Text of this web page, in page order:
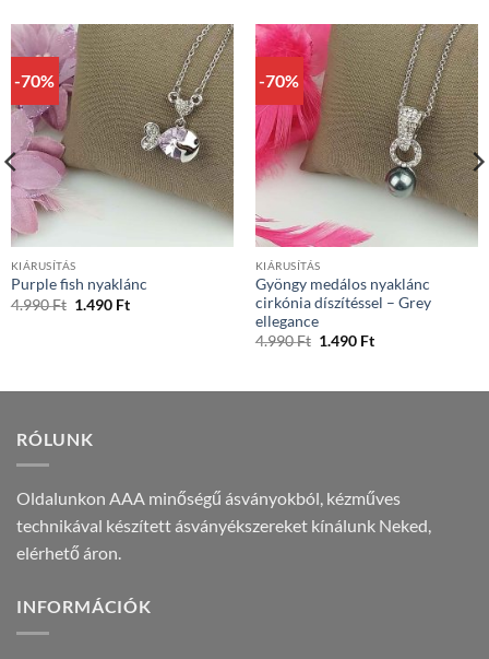
-70%
KIÁRUSÍTÁS
Purple fish nyaklánc
4.990Ft Original
1.490 FtCurrent
-70%
KIÁRUSÍTÁS
Gyöngy medálos nyaklánc
cirkónia díszítéssel – Grey
ellegance
4.990Ft Original
1.490 FtCurrent
RÓLUNK
Oldalunkon AAA minőségű ásványokból, kézműves
technikával készített ásványékszereket kínálunk Neked,
elérhető áron.
INFORMÁCIÓK